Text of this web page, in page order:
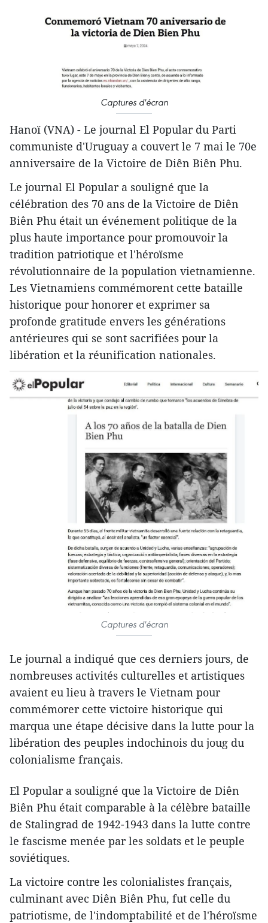
Captures d'écran
Hanoï (VNA) - Le journal El Popular du Parti
communiste d'Uruguay a couvert le 7 mai le 70e
anniversaire de la Victoire de Diên Biên Phu.
Le journal El Popular a souligné que la
célébration des 70 ans de la Victoire de Diên
Biên Phu était un événement politique de la
plus haute importance pour promouvoir la
tradition patriotique et l'héroïsme
révolutionnaire de la population vietnamienne.
Les Vietnamiens commémorent cette bataille
historique pour honorer et exprimer sa
profonde gratitude envers les générations
antérieures qui se sont sacrifiées pour la
libération et la réunification nationales.
Captures d'écran
Le journal a indiqué que ces derniers jours, de
nombreuses activités culturelles et artistiques
avaient eu lieu à travers le Vietnam pour
commémorer cette victoire historique qui
marqua une étape décisive dans la lutte pour la
libération des peuples indochinois du joug du
colonialisme français.
El Popular a souligné que la Victoire de Diên
Biên Phu était comparable à la célèbre bataille
de Stalingrad de 1942-1943 dans la lutte contre
le fascisme menée par les soldats et le peuple
soviétiques.
La victoire contre les colonialistes français,
culminant avec Diên Biên Phu, fut celle du
patriotisme, de l'indomptabilité et de l'héroïsme